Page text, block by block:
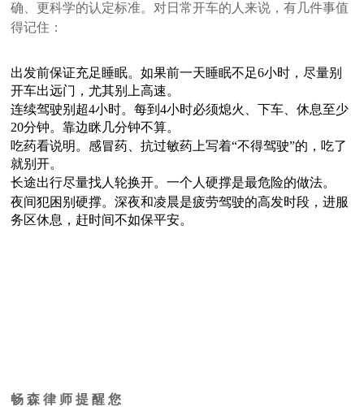
确、更科学的认定标准。对日常开车的人来说，有几件事值
得记住：
出发前保证充足睡眠。如果前一天睡眠不足6小时，尽量别
开车出远门，尤其别上高速。
连续驾驶别超4小时。每到4小时必须熄火、下车、休息至少
20分钟。靠边眯几分钟不算。
吃药看说明。感冒药、抗过敏药上写着“不得驾驶”的，吃了
就别开。
长途出行尽量找人轮换开。一个人硬撑是最危险的做法。
夜间犯困别硬撑。深夜和凌晨是疲劳驾驶的高发时段，进服
务区休息，赶时间不如保平安。
畅 森 律 师 提 醒 您